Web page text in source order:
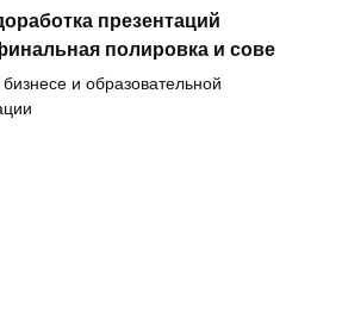
презентаций
полировка и сове
и образовательной